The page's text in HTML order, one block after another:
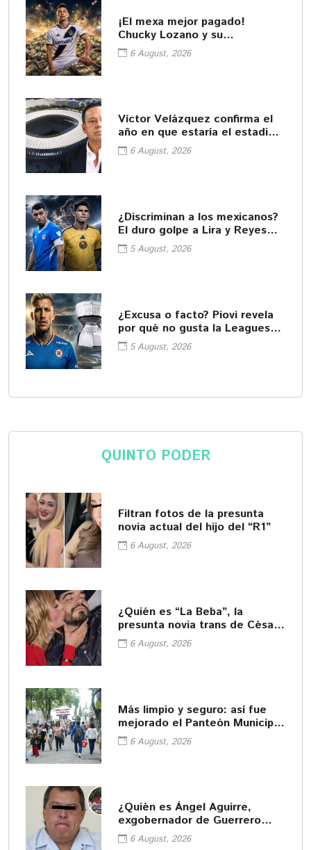
¡El mexa mejor pagado!
Chucky Lozano y su
impresionante sueldo en LA
Galaxy
6 August, 2026
Víctor Velázquez confirma el
año en que estaría el estadio
de Cruz Azul
6 August, 2026
¿Discriminan a los mexicanos?
El duro golpe a Lira y Reyes
desde Europa
5 August, 2026
¿Excusa o facto? Piovi revela
por qué no gusta la Leagues
Cup5 August, 2026
QUINTO PODER
Filtran fotos de la presunta
novia actual del hijo del “R1”
6 August, 2026
¿Quién es “La Beba”, la
presunta novia trans de César
Gastélum?
6 August, 2026
Más limpio y seguro: así fue
mejorado el Panteón Municipal
de Puebla
6 August, 2026
¿Quién es Ángel Aguirre,
exgobernador de Guerrero
ligado a Ayotzinapa?
6 August, 2026